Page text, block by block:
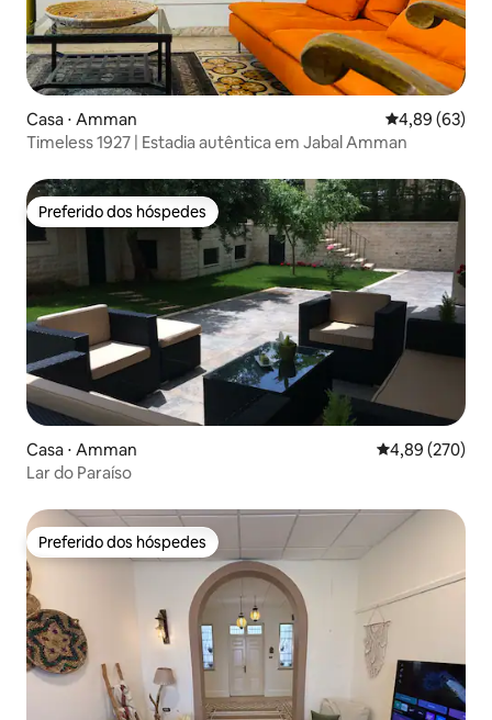
Casa ⋅ Amman 4,89 de uma
4,89 (63)
Timeless 1927 | Estadia autêntica em Jabal Amman
Preferido dos hóspedes
Preferido dos hóspedes
Casa ⋅ Amman 4,89 de uma
4,89 (270)
Lar do Paraíso
Preferido dos hóspedes
Preferido dos hóspedes